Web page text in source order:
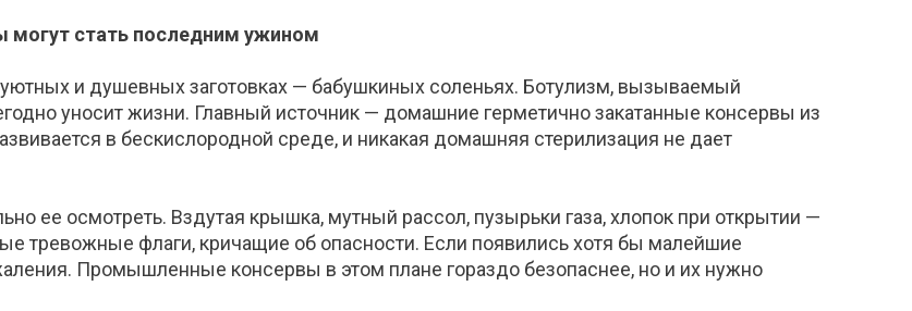
могут стать последним ужином
и душевных заготовках — бабушкиных соленьях. Ботулизм, вызываемый
уносит жизни. Главный источник — домашние герметично закатанные консервы из
в бескислородной среде, и никакая домашняя стерилизация не дает
ее осмотреть. Вздутая крышка, мутный рассол, пузырьки газа, хлопок при открытии —
тревожные флаги, кричащие об опасности. Если появились хотя бы малейшие
Промышленные консервы в этом плане гораздо безопаснее, но и их нужно